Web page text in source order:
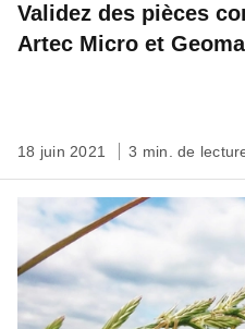
Validez des pièces
Artec Micro et
18 juin 2021 3 min. de